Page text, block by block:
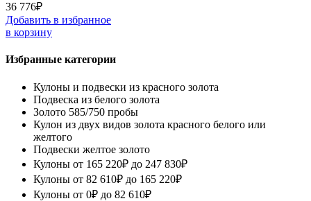
36 776₽
Добавить в избранное
в корзину
Избранные категории
Кулоны и подвески из красного золота
Подвеска из белого золота
Золото 585/750 пробы
Кулон из двух видов золота красного белого или
желтого
Подвески желтое золото
Кулоны от 165 220₽ до 247 830₽
Кулоны от 82 610₽ до 165 220₽
Кулоны от 0₽ до 82 610₽